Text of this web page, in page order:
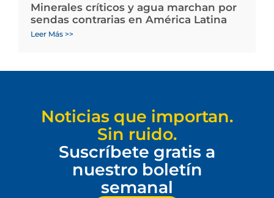
Minerales críticos y agua marchan por
sendas contrarias en América Latina
Leer Más >>
Noticias que importan.
Sin ruido.
Suscríbete gratis a
nuestro boletín
semanal